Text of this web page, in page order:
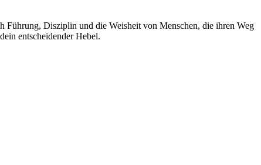
Führung, Disziplin und die Weisheit von Menschen, die ihren Weg
entscheidender Hebel.